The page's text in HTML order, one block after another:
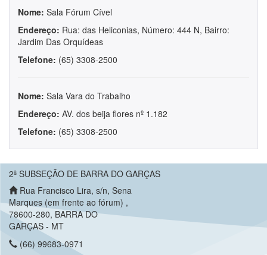
Nome: Sala Fórum Cível
Endereço: Rua: das Heliconias, Número: 444 N, Bairro:
Jardim Das Orquídeas
Telefone: (65) 3308-2500
Nome: Sala Vara do Trabalho
Endereço: AV. dos beija flores nº 1.182
Telefone: (65) 3308-2500
2ª SUBSEÇÃO DE BARRA DO GARÇAS
Rua Francisco Lira, s/n, Sena
Marques (em frente ao fórum) ,
78600-280, BARRA DO
GARÇAS - MT
(66) 99683-0971